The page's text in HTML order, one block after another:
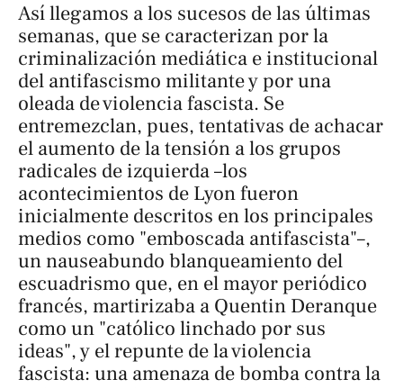
Así llegamos a los sucesos de las últimas
semanas, que se caracterizan por la
criminalización mediática e institucional
del antifascismo militante y por una
oleada de violencia fascista. Se
entremezclan, pues, tentativas de achacar
el aumento de la tensión a los grupos
radicales de izquierda –los
acontecimientos de Lyon fueron
inicialmente descritos en los principales
medios como "emboscada antifascista"–,
un nauseabundo blanqueamiento del
escuadrismo que, en el mayor periódico
francés, martirizaba a Quentin Deranque
como un "católico linchado por sus
ideas", y el repunte de la violencia
fascista: una amenaza de bomba contra la